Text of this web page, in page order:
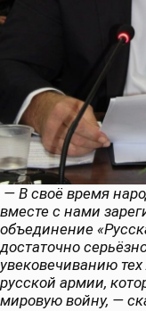
— В своё время
вместе с нами
объединение
достаточно
увековечиванию
русской армии,
мировую войну, —